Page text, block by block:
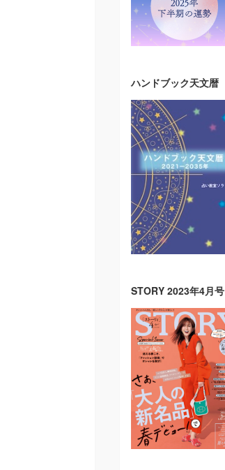
ハンドブック天文暦
STORY 2023年4月号